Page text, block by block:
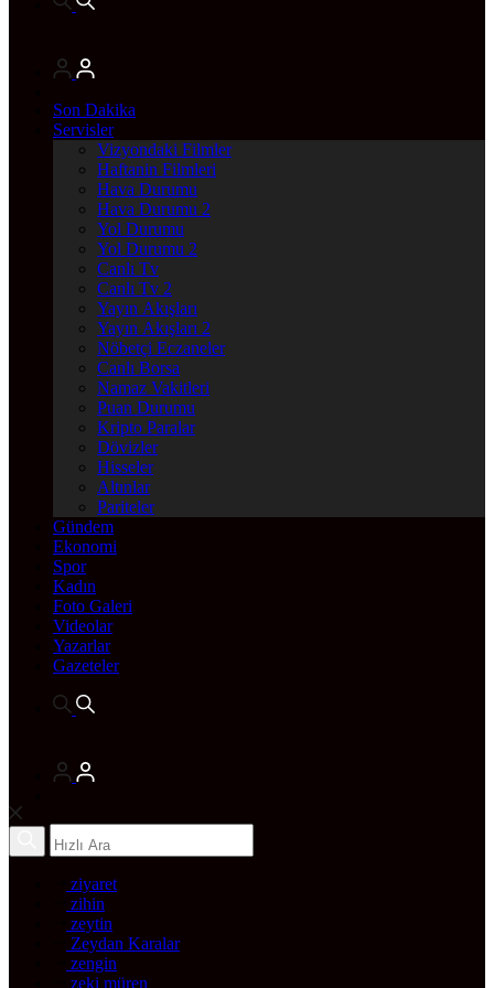
Son Dakika
Servisler
Vizyondaki Filmler
Haftanin Filmleri
Hava Durumu
Hava Durumu 2
Yol Durumu
Yol Durumu 2
Canlı Tv
Canlı Tv 2
Yayın Akışları
Yayın Akışları 2
Nöbetçi Eczaneler
Canlı Borsa
Namaz Vakitleri
Puan Durumu
Kripto Paralar
Dövizler
Hisseler
Altınlar
Pariteler
Gündem
Ekonomi
Spor
Kadın
Foto Galeri
Videolar
Yazarlar
Gazeteler
ziyaret
zihin
zeytin
Zeydan Karalar
zengin
zeki müren